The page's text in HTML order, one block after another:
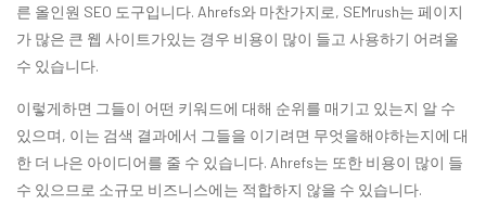
른 올인원 SEO 도구입니다. Ahrefs와 마찬가지로, SEMrush는 페이지
가 많은 큰 웹 사이트가있는 경우 비용이 많이 들고 사용하기 어려울
수 있습니다.
이렇게하면 그들이 어떤 키워드에 대해 순위를 매기고 있는지 알 수
있으며, 이는 검색 결과에서 그들을 이기려면 무엇을해야하는지에 대
한 더 나은 아이디어를 줄 수 있습니다. Ahrefs는 또한 비용이 많이 들
수 있으므로 소규모 비즈니스에는 적합하지 않을 수 있습니다.